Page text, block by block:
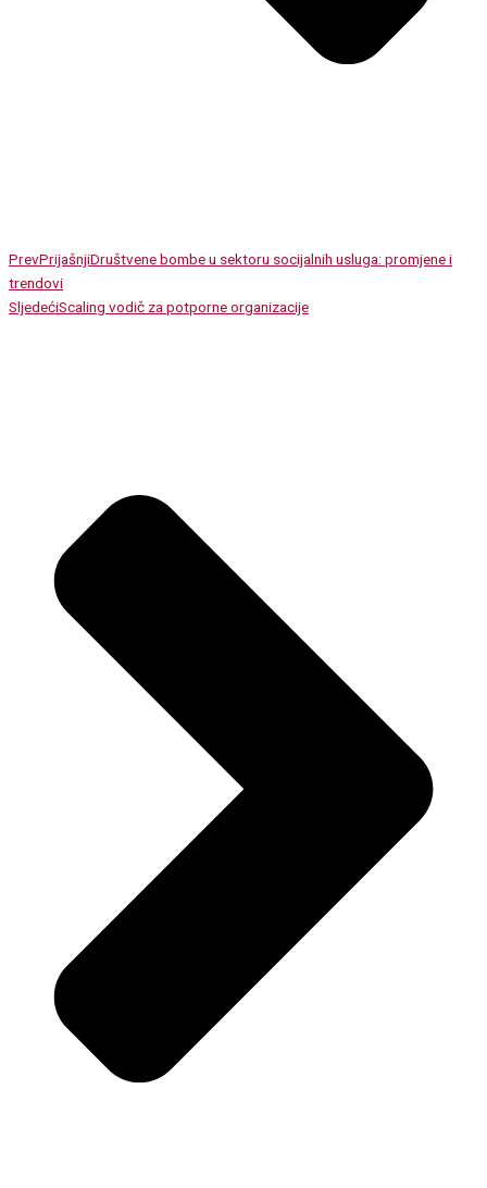
PrevPrijašnjiDruštvene bombe u sektoru socijalnih usluga: promjene i
trendovi
SljedećiScaling vodič za potporne organizacije